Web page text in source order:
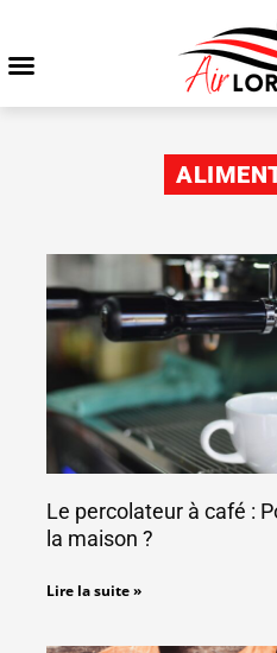
Le percolateur à café :
la maison ?
Lire la suite »